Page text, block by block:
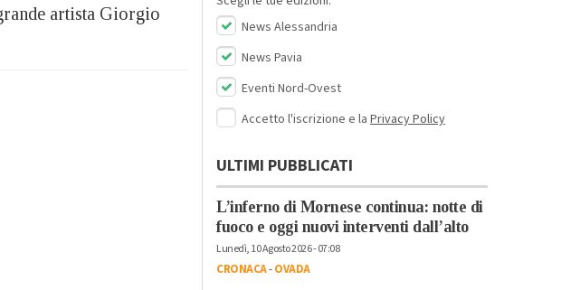
artista Giorgio
News Alessandria
News Pavia
Eventi Nord-Ovest
Accetto l'iscrizione e la Privacy Policy
ULTIMI PUBBLICATI
L’inferno di Mornese continua: notte di
fuoco e oggi nuovi interventi dall’alto
Lunedì, 10 Agosto 2026 - 07:08
CRONACA-OVADA